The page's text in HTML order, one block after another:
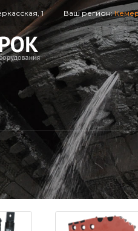
1 Ваш регион: